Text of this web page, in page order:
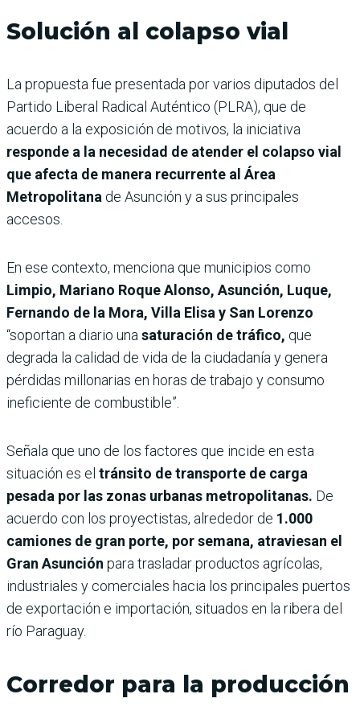
Solución al colapso vial
La propuesta fue presentada por varios diputados del
Partido Liberal Radical Auténtico (PLRA), que de
acuerdo a la exposición de motivos, la iniciativa
responde a la necesidad de atender el colapso vial
que afecta de manera recurrente al Área
Metropolitana de Asunción y a sus principales
accesos.
En ese contexto, menciona que municipios como
Limpio, Mariano Roque Alonso, Asunción, Luque,
Fernando de la Mora, Villa Elisa y San Lorenzo
“soportan a diario una saturación de tráfico, que
degrada la calidad de vida de la ciudadanía y genera
pérdidas millonarias en horas de trabajo y consumo
ineficiente de combustible”.
Señala que uno de los factores que incide en esta
situación es el tránsito de transporte de carga
pesada por las zonas urbanas metropolitanas. De
acuerdo con los proyectistas, alrededor de 1.000
camiones de gran porte, por semana, atraviesan el
Gran Asunción para trasladar productos agrícolas,
industriales y comerciales hacia los principales puertos
de exportación e importación, situados en la ribera del
río Paraguay.
Corredor para la producción